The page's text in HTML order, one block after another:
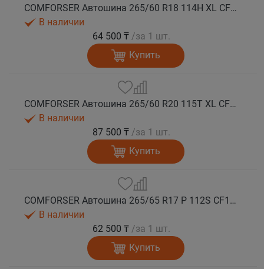
COMFORSER Автошина 265/60 R18 114H XL CF1100 RWL лето
В наличии
64 500 ₸ /за 1 шт.
Купить
COMFORSER Автошина 265/60 R20 115T XL CF1100 RWL лето
В наличии
87 500 ₸ /за 1 шт.
Купить
COMFORSER Автошина 265/65 R17 P 112S CF1100 RWL лето
В наличии
62 500 ₸ /за 1 шт.
Купить